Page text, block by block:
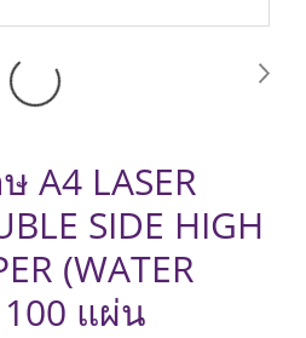
A4 LASER
SIDE HIGH
(WATER
100 แผ่น